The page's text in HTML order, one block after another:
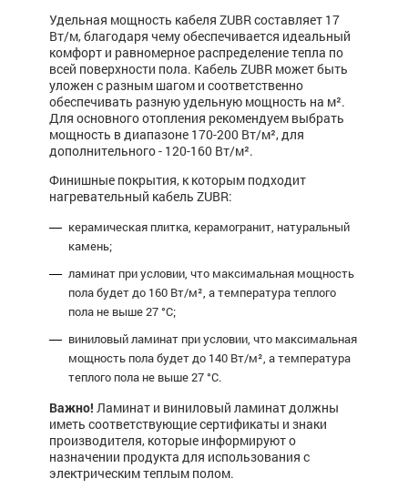
Удельная мощность кабеля ZUBR составляет 17
Вт/м, благодаря чему обеспечивается идеальный
комфорт и равномерное распределение тепла по
всей поверхности пола. Кабель ZUBR может быть
уложен с разным шагом и соответственно
обеспечивать разную удельную мощность на м².
Для основного отопления рекомендуем выбрать
мощность в диапазоне 170-200 Вт/м², для
дополнительного - 120-160 Вт/м².
Финишные покрытия, к которым подходит
нагревательный кабель ZUBR:
керамическая плитка, керамогранит, натуральный
камень;
ламинат при условии, что максимальная мощность
пола будет до 160 Вт/м², а температура теплого
пола не выше 27 °C;
виниловый ламинат при условии, что максимальная
мощность пола будет до 140 Вт/м², а температура
теплого пола не выше 27 °C.
Важно! Ламинат и виниловый ламинат должны
иметь соответствующие сертификаты и знаки
производителя, которые информируют о
назначении продукта для использования с
электрическим теплым полом.